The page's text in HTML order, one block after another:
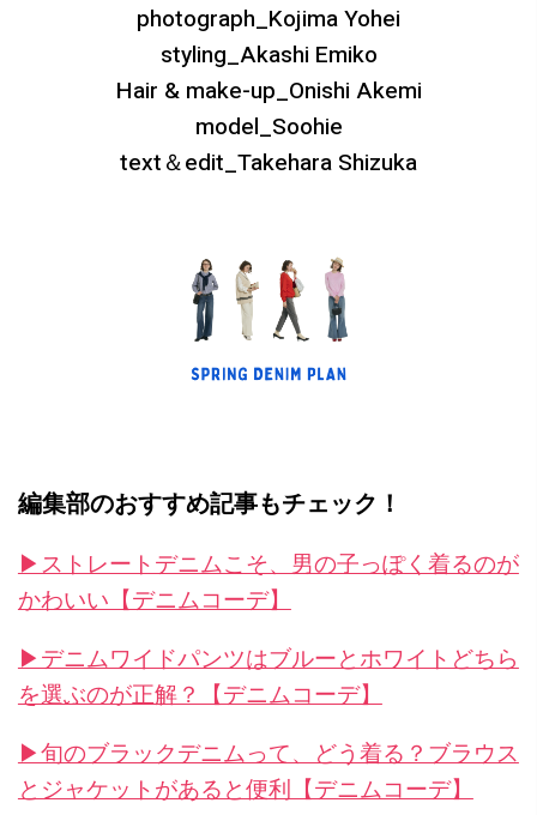
photograph_Kojima Yohei
styling_Akashi Emiko
Hair & make-up_Onishi Akemi
model_Soohie
text＆edit_Takehara Shizuka
編集部のおすすめ記事もチェック！
▶︎ストレートデニムこそ、男の子っぽく着るのが
かわいい【デニムコーデ】
▶︎デニムワイドパンツはブルーとホワイトどちら
を選ぶのが正解？【デニムコーデ】
▶︎旬のブラックデニムって、どう着る？ブラウス
とジャケットがあると便利【デニムコーデ】